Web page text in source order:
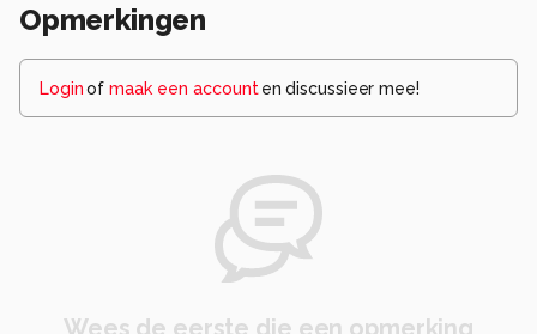
Opmerkingen
Loginof maak een account en discussieer mee!
Wees de eerste die een opmerking